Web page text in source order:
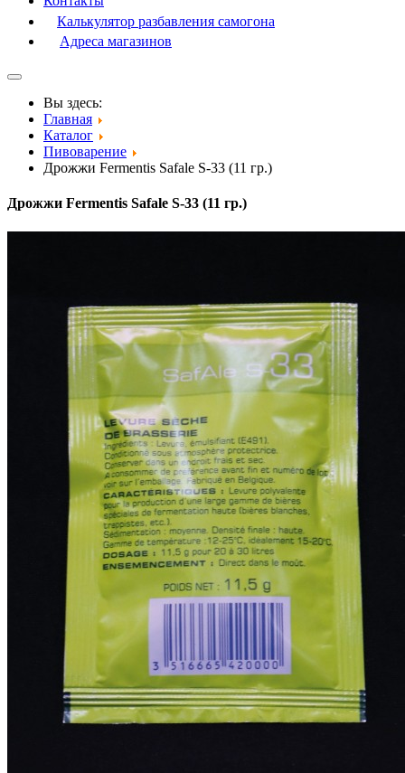
Калькулятор разбавления самогона
Адреса магазинов
Вы здесь:
Главная
Каталог
Пивоварение
Дрожжи Fermentis Safale S-33 (11 гр.)
Дрожжи Fermentis Safale S-33 (11 гр.)